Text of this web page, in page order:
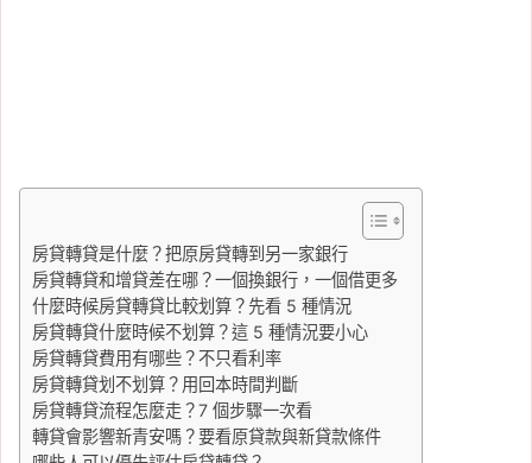
房貸轉貸是什麼？把原房貸轉到另一家銀行
房貸轉貸和增貸差在哪？一個換銀行，一個借更多
什麼時候房貸轉貸比較划算？先看 5 種情況
房貸轉貸什麼時候不划算？這 5 種情況要小心
房貸轉貸費用有哪些？不只看利率
房貸轉貸划不划算？用回本時間判斷
房貸轉貸流程怎麼走？7 個步驟一次看
轉貸會影響新青安嗎？要看原貸款與新貸款條件